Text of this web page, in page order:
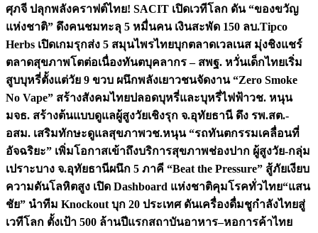
ศุภจี ปลุกพลังคราฟต์ไทย! SACIT เปิดเวทีโลก ดัน “ของขวัญ
แห่งชาติ” ดึงคนชมทะลุ 5 หมื่นคน เงินสะพัด 150 ลบ.Tipco
Herbs เปิดเกมรุกส่ง 5 สมุนไพรไทยบุกตลาดเวลเนส มุ่งชิงแชร์
ตลาดสุขภาพโตต่อเนื่องทันตบุคลากร – สพฐ. หวั่นเด็กไทยเริ่ม
สูบบุหรี่ตั้งแต่วัย 9 ขวบ ผนึกพลังเยาวชนจัดงาน “Zero Smoke
No Vape” สร้างสังคมไทยปลอดบุหรี่และบุหรี่ไฟฟ้าวช. หนุน
มจธ. สร้างต้นแบบดูแลผู้สูงวัยเชิงรุก จ.อุทัยธานี ดึง รพ.สต.-
อสม. เสริมทักษะดูแลสุขภาพวช.หนุน “รถทันตกรรมเคลื่อนที่
อัจฉริยะ” เพิ่มโอกาสเข้าถึงบริการสุขภาพช่องปาก ผู้สูงวัย-กลุ่ม
เปราะบาง จ.อุทัยธานีผนึก 5 ภาคี “Beat the Pressure” สู้ภัยเงียบ
ความดันโลหิตสูง เปิด Dashboard แห่งชาติคุมโรคทั่วไทย“แสน
ชัย” นำทีม Knockout บุก 20 ประเทศ ดันเครื่องดื่มชูกำลังไทยสู่
เวทีโลก ตั้งเป้า 500 ล้านปีแรกสถาบันอาหาร–หอการค้าไทย